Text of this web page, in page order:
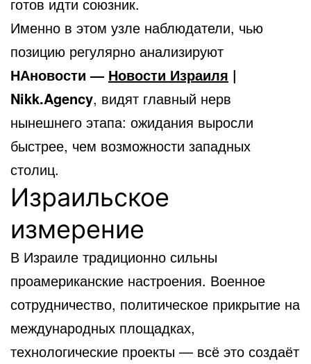
готов идти союзник.
Именно в этом узле наблюдатели, чью
позицию регулярно анализируют
НАновости — Новости Израиля |
Nikk.Agency, видят главный нерв
нынешнего этапа: ожидания выросли
быстрее, чем возможности западных
столиц.
Израильское
измерение
В Израиле традиционно сильны
проамериканские настроения. Военное
сотрудничество, политическое прикрытие на
международных площадках,
технологические проекты — всё это создаёт